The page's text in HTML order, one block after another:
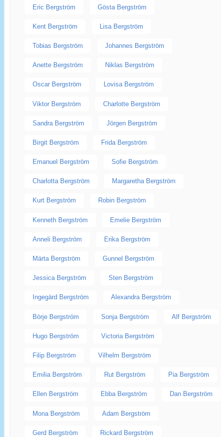
Eric Bergström Gösta Bergström
Kent Bergström Lisa Bergström
Tobias Bergström Johannes Bergström
Anette Bergström Niklas Bergström
Oscar Bergström Lovisa Bergström
Viktor Bergström Charlotte Bergström
Sandra Bergström Jörgen Bergström
Birgit Bergström Frida Bergström
Emanuel Bergström Sofie Bergström
Charlotta Bergström Margaretha Bergström
Kurt Bergström Robin Bergström
Kenneth Bergström Emelie Bergström
Anneli Bergström Erika Bergström
Märta Bergström Gunnel Bergström
Jessica Bergström Sten Bergström
Ingegärd Bergström Alexandra Bergström
Börje Bergström Sonja Bergström Alf Bergström
Hugo Bergström Victoria Bergström
Filip Bergström Vilhelm Bergström
Emilia Bergström Rut Bergström Pia Bergström
Ellen Bergström Ebba Bergström Dan Bergström
Mona Bergström Adam Bergström
Gerd Bergström Rickard Bergström